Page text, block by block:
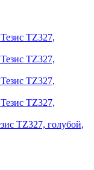
TZ327, голубой,